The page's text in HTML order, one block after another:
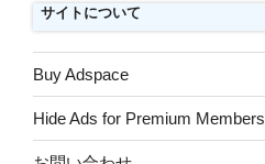
サイトについて
Buy Adspace
Hide Ads for Premium Members